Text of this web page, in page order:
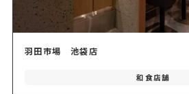
羽田市場 池袋店
和食店舗